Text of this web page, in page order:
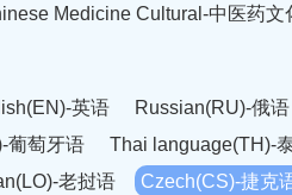
Medicine Cultural-中医药文
英语 Russian(RU)-俄语
葡萄牙语 Thai language(TH)-
老挝语 Czech(CS)-捷克